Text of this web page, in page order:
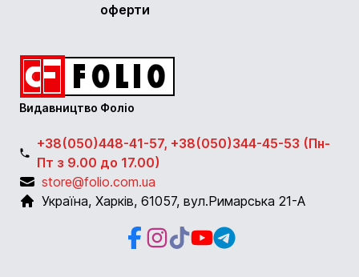
оферти
Видавництво Фоліо
+38(050)448-41-57, +38(050)344-45-53 (Пн-
Пт з 9.00 до 17.00)
store@folio.com.ua
Україна, Харків, 61057, вул.Римарська 21-А
Facebook
Instagram
Instagram
YoutubeTelegram